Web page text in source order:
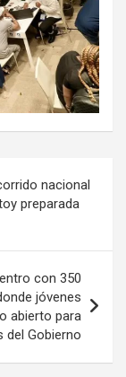
nacional
preparada
con 350
jóvenes
abierto para
del Gobierno